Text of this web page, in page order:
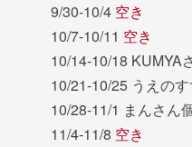
9/30-10/4 空き
10/7-10/11 空き
10/14-10/18 KUMYA
10/21-10/25 うえの
10/28-11/1 まんさん
11/4-11/8 空き